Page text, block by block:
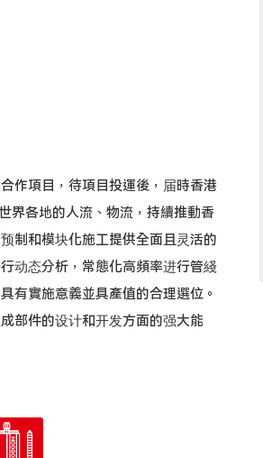
作項目，待項目投運後，届時香港
界各地的人流、物流，持續推動香
制和模块化施工提供全面且灵活的
动态分析，常態化高頻率进行管綫
有實施意義並具產值的合理選位。
部件的设计和开发方面的强大能